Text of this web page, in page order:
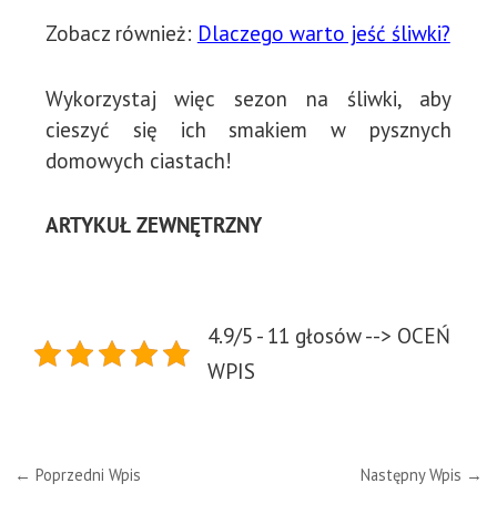
Zobacz również: Dlaczego warto jeść śliwki?
Wykorzystaj więc sezon na śliwki, aby
cieszyć się ich smakiem w pysznych
domowych ciastach!
ARTYKUŁ ZEWNĘTRZNY
4.9/5 - 11 głosów --> OCEŃ
WPIS
← Poprzedni Wpis Następny Wpis →